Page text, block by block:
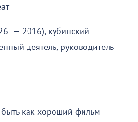
— 2016), кубинский
деятель, руководитель
как хороший фильм